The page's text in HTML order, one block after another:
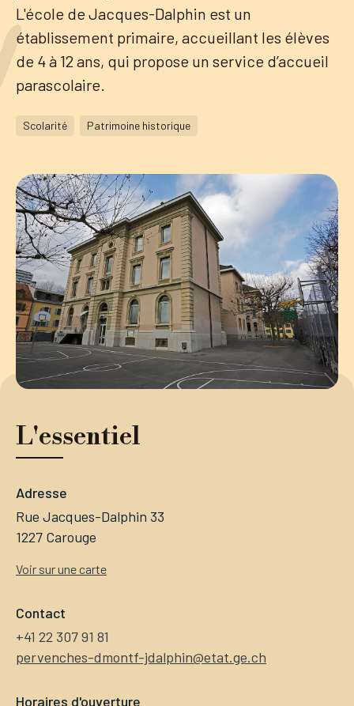
Démarches
CAROUGE SE CONSTRUIT
L'école de Jacques-Dalphin est un
établissement primaire, accueillant les élèves
de 4 à 12 ans, qui propose un service d’accueil
parascolaire.
Scolarité Patrimoine historique
L'essentiel
Adresse
Rue Jacques-Dalphin 33
1227 Carouge
Voir sur une carte
Contact
+41 22 307 91 81
pervenches-dmontf-jdalphin@etat.ge.ch
Horaires d'ouverture